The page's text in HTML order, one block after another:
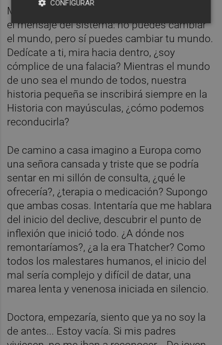
Me pregunto hasta qué punto he comprado
el mensaje del sistema: no puedes cambiar
el mundo, pero sí puedes cambiar tu mundo.
Dedícate a ti, mira hacia dentro, ¿soy
cómplice de una falacia? Mientras el mundo
de uno sea el mundo de todos, nuestra
historia pequeña se inscribirá siempre en la
Historia con mayúsculas, ¿cómo podemos
reconducirla?
De camino a casa imagino a Europa como
una señora cansada y triste que se podría
sentar en mi sillón de consulta, ¿qué le
ofrecería?, ¿terapia o medicación? Supongo
que ambas cosas. Intentaría que me hablara
del inicio del declive, descubrir el punto de
inflexión que inició todo. ¿A dónde nos
remontaríamos?, ¿a la era Thatcher? Como
todos los malestares humanos, el inicio del
mal sería complejo y difícil de datar, una
marea lenta y venenosa iniciada en silencio.
Doctora, empezaría, siento que ya no soy la
de antes... Estoy vacía. Si mis padres
CONFIGURAR